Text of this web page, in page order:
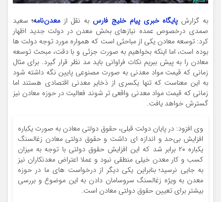
به گزارشپایگاه خبری پیام خلیج فارس به نقل ازمعدن‌نامه؛ سعید
صمدی درخصوص عمده نیازهای بخش معدن در دولت جدید اظهار
کرد: توسعه معادن یکی از مباحثی است که همواره مورد توجه دولت ها
بوده است، اما اینکه بخواهیم به صورت جزئی و با دقت، مبحث توسعه
معادن را به پیش ببریم نکات فراوانی باید مد نظر قرار گیرد. برای مثال
زمانی که قیمت مواد معدنی به صورت مصنوعی پایین نگه داشته شود
به این معناست که تنها یکسری از ذخایر معدنی اقتصادی هستند اما
زمانی که قیمت مواد معدنی واقعی تر شوند فعالیت در حوزه معادن نیز
گسترش خواهد یافت.
وی افزود: در پایان دولت قبلی، حقوق دولتی معادن به صورت یکباره
افزایش بی‌حد و اندازه ای داشت و حقوق دولتی معادن زغالسنگ
یکباره ۲۰ برابر شد که این افزایش حقوق دولتی با توجه به میزان
کسب و کار معدن خیلی منطقی نبود و عملا اعتراض معدنکاران نیز
به جایی نرسید؛ بنابراین یکی دیگر از درخواست های ما در حوزه
معدن به ویژه زغالسنگ سروسامان دادن به این موضوع و بررسی
بیشتر برای تعیین حقوق دولتی معادن است.